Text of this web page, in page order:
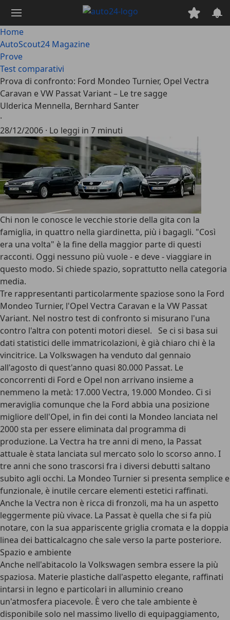
contenuto
principale
Home
AutoScout24 Magazine
Prove
Test comparativi
Prova di confronto: Ford Mondeo Turnier, Opel Vectra
Caravan e VW Passat Variant – Le tre sagge
Ulderica Mennella, Bernhard Santer
·
28/12/2006 · Lo leggi in 7 minuti
Chi non le conosce le vecchie storie della gita con la
famiglia, in quattro nella giardinetta, più i bagagli. "Così
era una volta" è la fine della maggior parte di questi
racconti. Oggi nessuno più vuole - e deve - viaggiare in
questo modo. Si chiede spazio, soprattutto nella categoria
media.
Tre rappresentanti particolarmente spaziose sono la Ford
Mondeo Turnier, l'Opel Vectra Caravan e la VW Passat
Variant. Nel nostro test di confronto si misurano l'una
contro l'altra con potenti motori diesel. Se ci si basa sui
dati statistici delle immatricolazioni, è già chiaro chi è la
vincitrice. La Volkswagen ha venduto dal gennaio
all'agosto di quest'anno quasi 80.000 Passat. Le
concorrenti di Ford e Opel non arrivano insieme a
nemmeno la metà: 17.000 Vectra, 19.000 Mondeo. Ci si
meraviglia comunque che la Ford abbia una posizione
migliore dell'Opel, in fin dei conti la Mondeo lanciata nel
2000 sta per essere eliminata dal programma di
produzione. La Vectra ha tre anni di meno, la Passat
attuale è stata lanciata sul mercato solo lo scorso anno. I
tre anni che sono trascorsi fra i diversi debutti saltano
subito agli occhi. La Mondeo Turnier si presenta semplice e
funzionale, è inutile cercare elementi estetici raffinati.
Anche la Vectra non è ricca di fronzoli, ma ha un aspetto
leggermente più vivace. La Passat è quella che si fa più
notare, con la sua appariscente griglia cromata e la doppia
linea dei batticalcagno che sale verso la parte posteriore.
Spazio e ambiente
Anche nell'abitacolo la Volkswagen sembra essere la più
spaziosa. Materie plastiche dall'aspetto elegante, raffinati
intarsi in legno e particolari in alluminio creano
un'atmosfera piacevole. È vero che tale ambiente è
disponibile solo nel massimo livello di equipaggiamento,